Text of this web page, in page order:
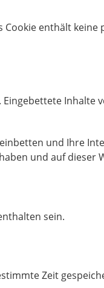
enthält
Inhalte
und Ihre
und auf dieser
sein.
Zeit